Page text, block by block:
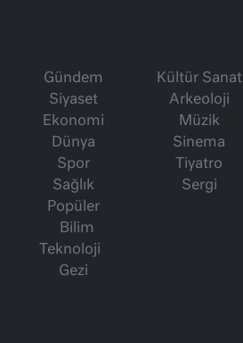
Gündem
Siyaset
Ekonomi
Dünya
Spor
Sağlık
Popüler
Bilim
Teknoloji
Gezi
Kültür Sanat
Arkeoloji
Müzik
Sinema
Tiyatro
Sergi